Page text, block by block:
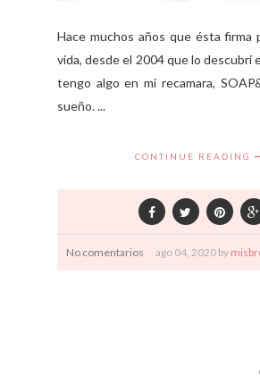
Hace muchos años que ésta firma
vida, desde el 2004 que lo descubrí
tengo algo en mi recamara,
sueño. ...
CONTINUE READING
No comentarios ago 04, 2020 by